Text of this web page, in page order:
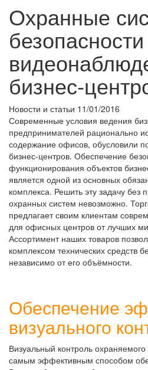
Охранные
бизнес-
Новости и статьи 11/01/2016
Современные условия ведения
предпринимателей рационально
содержание офисов, обусловили
бизнес-центров. Обеспечение
функционирования объектов
является одной из основных
комплекса. Решить эту задачу
охранных систем невозможно.
предлагает своим клиентам
для офисных центров от лучших
Ассортимент наших товаров
комплексом технических средств
независимо от его объёмности.
Обеспечение
визуального
Визуальный контроль охраняемого
самым эффективным способом